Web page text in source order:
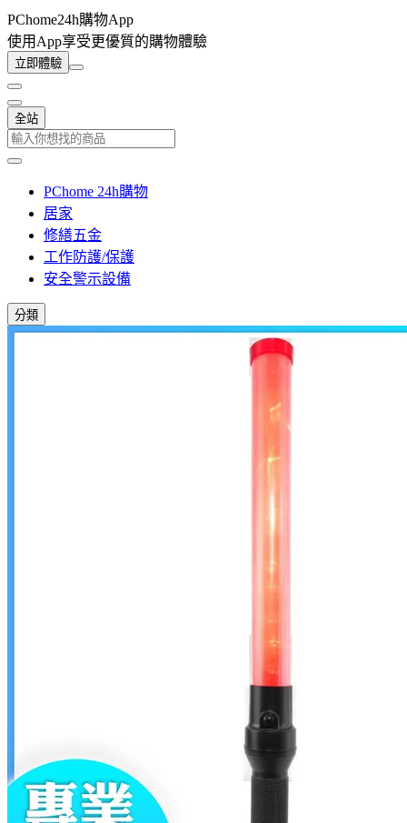
PChome24h購物App
使用App享受更優質的購物體驗
立即體驗
全站
PChome 24h購物
居家
修繕五金
工作防護/保護
安全警示設備
分類